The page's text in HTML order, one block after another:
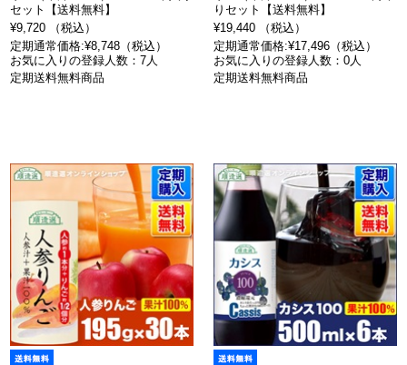
セット【送料無料】
¥9,720 （税込）
定期通常価格:¥8,748（税込）
お気に入りの登録人数：7人
定期送料無料商品
りセット【送料無料】
¥19,440 （税込）
定期通常価格:¥17,496（税込）
お気に入りの登録人数：0人
定期送料無料商品